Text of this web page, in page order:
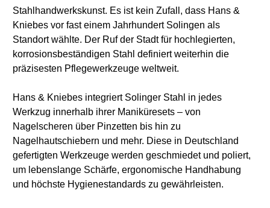
Stahlhandwerkskunst. Es ist kein Zufall, dass Hans &
Kniebes vor fast einem Jahrhundert Solingen als
Standort wählte. Der Ruf der Stadt für hochlegierten,
korrosionsbeständigen Stahl definiert weiterhin die
präzisesten Pflegewerkzeuge weltweit.
Hans & Kniebes integriert Solinger Stahl in jedes
Werkzug innerhalb ihrer Maniküresets – von
Nagelscheren über Pinzetten bis hin zu
Nagelhautschiebern und mehr. Diese in Deutschland
gefertigten Werkzeuge werden geschmiedet und poliert,
um lebenslange Schärfe, ergonomische Handhabung
und höchste Hygienestandards zu gewährleisten.